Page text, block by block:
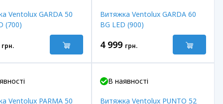
Ventolux GARDA 50
(700)
грн.
Витяжка Ventolux GARDA 60
BG LED (900)
4 999 грн.
Ventolux PARMA 50
В наявності
Витяжка Ventolux PUNTO 52